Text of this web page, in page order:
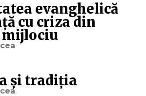
evanghelică
cu criza din
și tradiția